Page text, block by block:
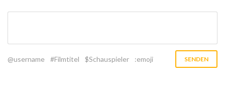
@username #Filmtitel $Schauspieler :emoji